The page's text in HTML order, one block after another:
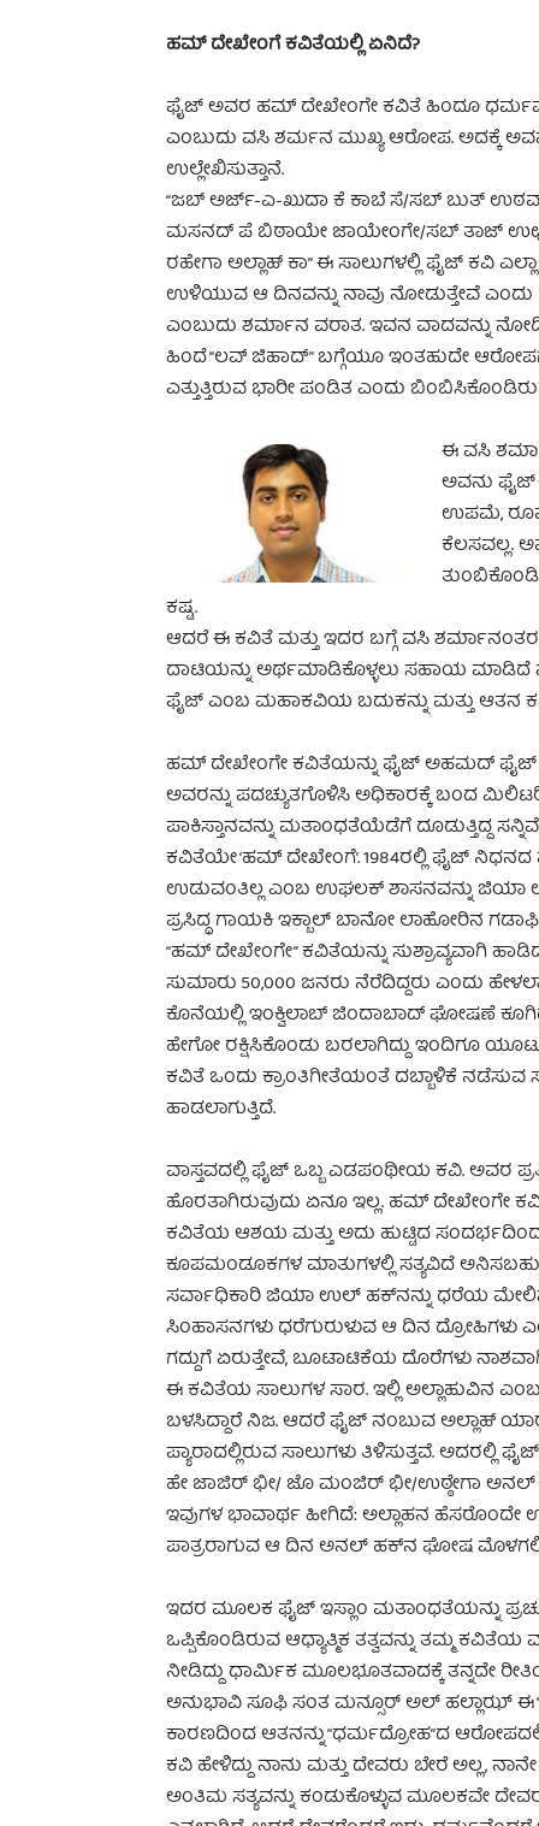
ಹಮ್ ದೇಖೇಂಗೆ ಕವಿತೆಯಲ್ಲಿ ಏನಿದೆ?
ಫೈಜ್ ಅವರ ಹಮ್ ದೇಖೇಂಗೇ ಕವಿತೆ ಹಿಂದೂ
ಎಂಬುದು ವಸಿ ಶರ್ಮನ ಮುಖ್ಯ ಆರೋಪ. ಅದಕ್ಕೆ
ಉಲ್ಲೇಖಿಸುತ್ತಾನೆ.
“ಜಬ್ ಅರ್ಜ್-ಎ-ಖುದಾ ಕೆ ಕಾಬೆ ಸೆ/ಸಬ್ ಬುತ್
ಮಸನದ್ ಪೆ ಬಿಠಾಯೇ ಜಾಯೇಂಗೇ/ಸಬ್ ತಾಜ್
ರಹೇಗಾ ಅಲ್ಲಾಹ್ ಕಾ” ಈ ಸಾಲುಗಳಲ್ಲಿ ಫೈಜ್ ಕವಿ
ಉಳಿಯುವ ಆ ದಿನವನ್ನು ನಾವು ನೋಡುತ್ತೇವೆ
ಎಂಬುದು ಶರ್ಮಾನ ವರಾತ. ಇವನ ವಾದವನ್ನು
ಹಿಂದೆ “ಲವ್ ಜಿಹಾದ್” ಬಗ್ಗೆಯೂ ಇಂತಹುದೇ
ಎತ್ತುತ್ತಿರುವ ಭಾರೀ ಪಂಡಿತ ಎಂದು
ಈ ವಸಿ
ಅವನು
ಉಪಮೆ,
ಕೆಲಸವಲ್ಲ.
ಕಷ್ಟ.
ಆದರೆ ಈ ಕವಿತೆ ಮತ್ತು ಇದರ ಬಗ್ಗೆ ವಸಿ
ದಾಟಿಯನ್ನು ಅರ್ಥಮಾಡಿಕೊಳ್ಳಲು ಸಹಾಯ ಮಾಡಿದೆ
ಫೈಜ್ ಎಂಬ ಮಹಾಕವಿಯ ಬದುಕನ್ನು ಮತ್ತು ಆತನ
ಹಮ್ ದೇಖೇಂಗೇ ಕವಿತೆಯನ್ನು ಫೈಜ್ ಅಹಮದ್ ಫೈಜ್
ಅವರನ್ನು ಪದಚ್ಯುತಗೊಳಿಸಿ ಅಧಿಕಾರಕ್ಕೆ ಬಂದ
ಪಾಕಿಸ್ತಾನವನ್ನು ಮತಾಂಧತೆಯೆಡೆಗೆ ದೂಡುತ್ತಿದ್ದ
ಕವಿತೆಯೇ ‘ಹಮ್ ದೇಖೇಂಗೆ’. 1984ರಲ್ಲಿ ಫೈಜ್
ಉಡುವಂತಿಲ್ಲ ಎಂಬ ಉಘಲಕ್ ಶಾಸನವನ್ನು ಜಿಯಾ
ಪ್ರಸಿದ್ಧ ಗಾಯಕಿ ಇಕ್ಬಾಲ್ ಬಾನೋ ಲಾಹೋರಿನ ಗಡಾಫಿ
“ಹಮ್ ದೇಖೇಂಗೇ” ಕವಿತೆಯನ್ನು ಸುಶ್ರಾವ್ಯವಾಗಿ
ಸುಮಾರು 50,000 ಜನರು ನೆರೆದಿದ್ದರು ಎಂದು
ಕೊನೆಯಲ್ಲಿ ಇಂಕ್ವಿಲಾಬ್ ಜಿಂದಾಬಾದ್ ಘೋಷಣೆ
ಹೇಗೋ ರಕ್ಷಿಸಿಕೊಂಡು ಬರಲಾಗಿದ್ದು ಇಂದಿಗೂ
ಕವಿತೆ ಒಂದು ಕ್ರಾಂತಿಗೀತೆಯಂತೆ ದಬ್ಬಾಳಿಕೆ ನಡೆಸುವ
ಹಾಡಲಾಗುತ್ತಿದೆ.
ವಾಸ್ತವದಲ್ಲಿ ಫೈಜ್ ಒಬ್ಬ ಎಡಪಂಥೀಯ ಕವಿ. ಅವರ
ಹೊರತಾಗಿರುವುದು ಏನೂ ಇಲ್ಲ. ಹಮ್ ದೇಖೇಂಗೇ
ಕವಿತೆಯ ಆಶಯ ಮತ್ತು ಅದು ಹುಟ್ಟಿದ
ಕೂಪಮಂಡೂಕಗಳ ಮಾತುಗಳಲ್ಲಿ ಸತ್ಯವಿದೆ
ಸರ್ವಾಧಿಕಾರಿ ಜಿಯಾ ಉಲ್ ಹಕ್‍ನನ್ನು ಧರೆಯ ಮೇಲಿನ
ಸಿಂಹಾಸನಗಳು ಧರೆಗುರುಳುವ ಆ ದಿನ ದ್ರೋಹಿಗಳು
ಗದ್ದುಗೆ ಏರುತ್ತೇವೆ, ಬೂಟಾಟಿಕೆಯ ದೊರೆಗಳು
ಈ ಕವಿತೆಯ ಸಾಲುಗಳ ಸಾರ. ಇಲ್ಲಿ ಅಲ್ಲಾಹುವಿನ
ಬಳಸಿದ್ದಾರೆ ನಿಜ. ಆದರೆ ಫೈಜ್ ನಂಬುವ ಅಲ್ಲಾಹ್
ಪ್ಯಾರಾದಲ್ಲಿರುವ ಸಾಲುಗಳು ತಿಳಿಸುತ್ತವೆ. ಅದರಲ್ಲಿ
ಹೇ ಜಾಜಿರ್ ಭೀ/ ಜೊ ಮಂಜಿರ್ ಭೀ/ಉಠ್ಠೇಗಾ
ಇವುಗಳ ಭಾವಾರ್ಥ ಹೀಗಿದೆ: ಅಲ್ಲಾಹನ ಹೆಸರೊಂದೇ
ಪಾತ್ರರಾಗುವ ಆ ದಿನ ಅನಲ್ ಹಕ್‍ನ ಘೋಷ
ಇದರ ಮೂಲಕ ಫೈಜ್ ಇಸ್ಲಾಂ ಮತಾಂಧತೆಯನ್ನು
ಒಪ್ಪಿಕೊಂಡಿರುವ ಆಧ್ಯಾತ್ಮಿಕ ತತ್ವವನ್ನು ತಮ್ಮ
ನೀಡಿದ್ದು ಧಾರ್ಮಿಕ ಮೂಲಭೂತವಾದಕ್ಕೆ ತನ್ನದೇ
ಅನುಭಾವಿ ಸೂಫಿ ಸಂತ ಮನ್ಸೂರ್ ಅಲ್ ಹಲ್ಲಾಝ್ ಈ
ಕಾರಣದಿಂದ ಆತನನ್ನು “ಧರ್ಮದ್ರೋಹ”ದ
ಕವಿ ಹೇಳಿದ್ದು ನಾನು ಮತ್ತು ದೇವರು ಬೇರೆ ಅಲ್ಲ,
ಅಂತಿಮ ಸತ್ಯವನ್ನು ಕಂಡುಕೊಳ್ಳುವ ಮೂಲಕವೇ